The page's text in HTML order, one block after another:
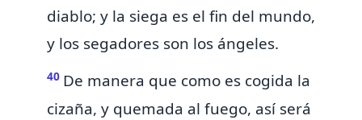
diablo; y la siega es el fin del mundo,
y los segadores son los ángeles.
40 De manera que como es cogida la
cizaña, y quemada al fuego, así será